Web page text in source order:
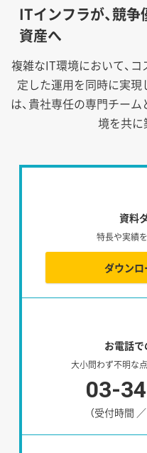
ITインフラが、競
資産へ
複雑なIT環境において、
定した運用を同時に実現
は、貴社専任の専門チー
境を共に
資料
特長や実績
ダウンロ
お電話
大小問わず不明な
03-
（受付時間